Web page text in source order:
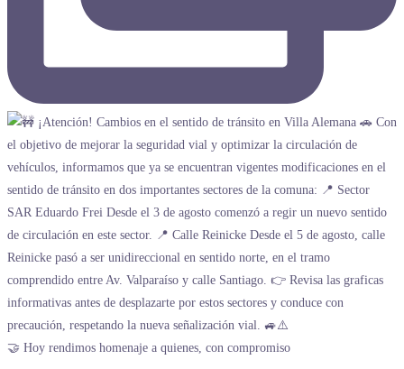
🤝 Hoy rendimos homenaje a quienes, con compromiso